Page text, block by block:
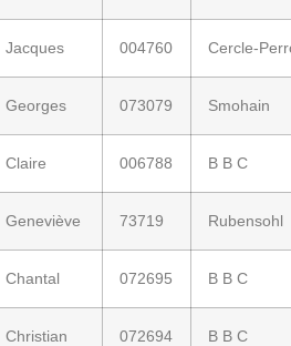
Jacques 004760 Cercle-
Georges 073079 Smohain
Claire 006788 B B C
Geneviève 73719 Rubensohl
Chantal 072695 B B C
Christian 072694 B B C